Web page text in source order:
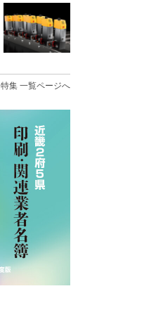
特集 一覧ページへ